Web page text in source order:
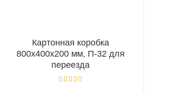
Картонная коробка
800х400х200 мм, П-32 для
переезда